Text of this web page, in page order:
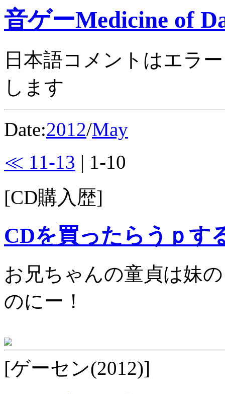
音ゲーMedicine of
日本語コメントはエラ
します
Date:2012/May
≪ 11-13 | 1-10
[CD購入歴]
CDを買ったらうｐす
お兄ちゃんの童貞は妹
のにー！
[ゲーセン(2012)]